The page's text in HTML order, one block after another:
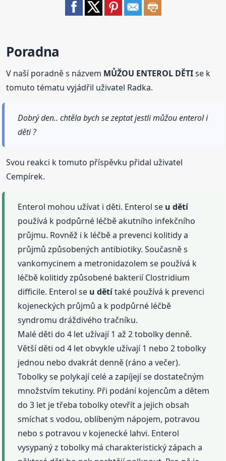
Poradna
V naší poradně s názvem MŮŽOU ENTEROL DĚTIse k
tomuto tématu vyjádřil uživatel Radka.
Dobrý den.. chtěla bych se zeptat jestli můžou enterol i
děti ?
Svou reakci k tomuto příspěvku přidal uživatel
Cempírek.
Enterol mohou užívat i děti. Enterol se u dětí
používá k podpůrné léčbě akutního infekčního
průjmu. Rovněž i k léčbě a prevenci kolitidy a
průjmů způsobených antibiotiky. Současně s
vankomycinem a metronidazolem se používá k
léčbě kolitidy způsobené bakterií Clostridium
difficile. Enterol se u dětítaké používá k prevenci
kojeneckých průjmů a k podpůrné léčbě
syndromu dráždivého tračníku.
Malé děti do 4 let užívají 1 až 2 tobolky denně.
Větší děti od 4 let obvykle užívají 1 nebo 2 tobolky
jednou nebo dvakrát denně (ráno a večer).
Tobolky se polykají celé a zapíjejí se dostatečným
množstvím tekutiny. Při podání kojencům a dětem
do 3 let je třeba tobolky otevřít a jejich obsah
smíchat s vodou, oblíbeným nápojem, potravou
nebo s potravou v kojenecké lahvi. Enterol
vysypaný z tobolky má charakteristický zápach a